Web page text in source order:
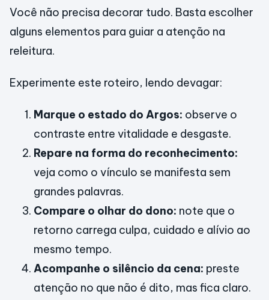
Você não precisa decorar tudo. Basta escolher
alguns elementos para guiar a atenção na
releitura.
Experimente este roteiro, lendo devagar:
Marque o estado do Argos: observe o
contraste entre vitalidade e desgaste.
Repare na forma do reconhecimento:
veja como o vínculo se manifesta sem
grandes palavras.
Compare o olhar do dono: note que o
retorno carrega culpa, cuidado e alívio ao
mesmo tempo.
Acompanhe o silêncio da cena: preste
atenção no que não é dito, mas fica claro.